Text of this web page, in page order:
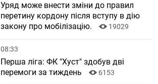
Уряд може внести зміни до правил
перетину кордону після вступу в дію
закону про мобілізацію.
19029
08:33
Перша ліга: ФК "Хуст" здобув дві
перемоги за тиждень
6153